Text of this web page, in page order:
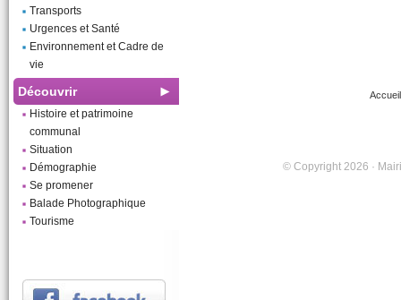
Transports
Urgences et Santé
Environnement et Cadre de
vie
Découvrir
Histoire et patrimoine
communal
Situation
Démographie
Se promener
Balade Photographique
Tourisme
Accueil
© Copyright 2026 ·